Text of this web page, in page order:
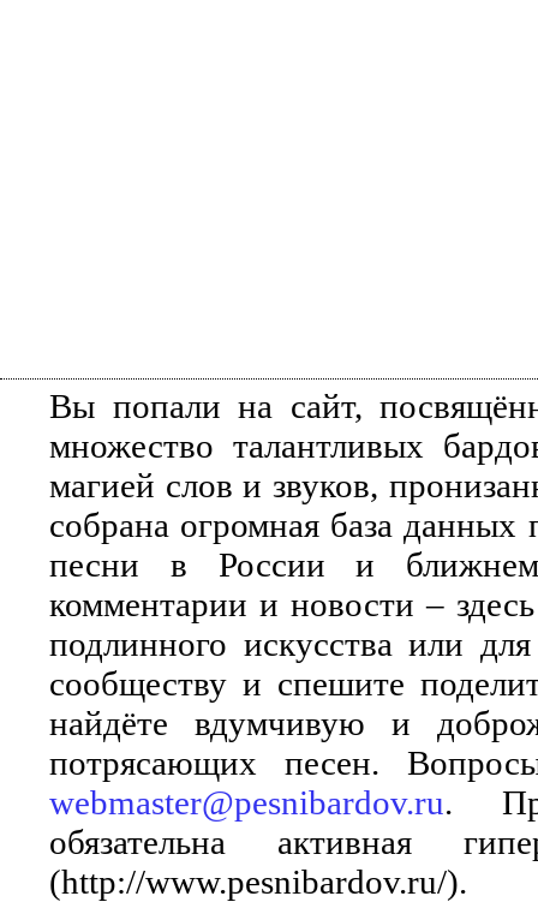
Вы попали на сайт,
множество талантливых
магией слов и звуков,
собрана огромная база
песни в России и ближнем
комментарии и новости –
подлинного искусства или
сообществу и спешите
найдёте вдумчивую и
потрясающих песен.
webmaster@pesnibardov.ru.
обязательна активная
(http://www.pesnibardov.ru/).